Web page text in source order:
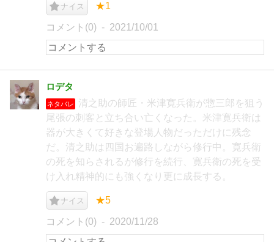
ナイス ★1
コメント(0) 2021/10/01
ロデタ
ネタバレ
清之助の師匠・米津寛兵衛が惣三郎を狙う
尾張の刺客と立ち合い亡くなった。米津寛兵衛は
器が大きくて好きな登場人物だっただけに残念
だ。清之助は四国お遍路しながら修行中。寛兵衛
の死を知らされるが修行を続行、寛兵衛の死を受
け入れ精神的にも強くなり更に成長する。
ナイス ★5
コメント(0) 2020/11/28